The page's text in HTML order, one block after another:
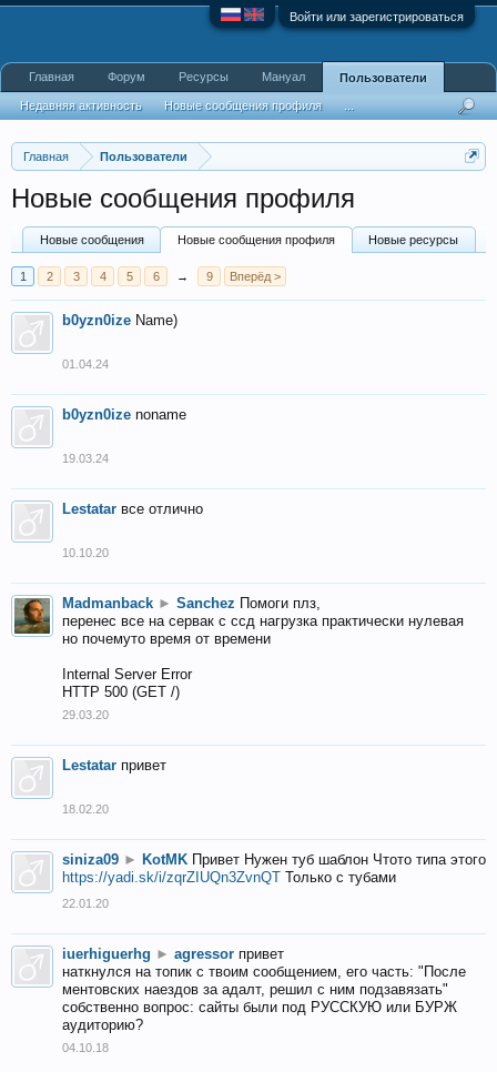
Войти или зарегистрироваться
Главная Пользователи
Новые сообщения профиля
Новые сообщения Новые сообщения профиля Новые ресурсы
1 2 3 4 5 6 → 9 Вперёд >
b0yzn0ize Name)
01.04.24
b0yzn0ize noname
19.03.24
Lestatar все отлично
10.10.20
Madmanback ► Sanchez Помоги плз,
перенес все на сервак с ссд нагрузка практически нулевая
но почемуто время от времени
Internal Server Error
HTTP 500 (GET /)
29.03.20
Lestatar привет
18.02.20
siniza09 ► KotMK Привет Нужен туб шаблон Чтото типа этого
https://yadi.sk/i/zqrZIUQn3ZvnQT Только с тубами
22.01.20
iuerhiguerhg ► agressor привет
наткнулся на топик с твоим сообщением, его часть: "После
ментовских наездов за адалт, решил с ним подзавязать"
собственно вопрос: сайты были под РУССКУЮ или БУРЖ
аудиторию?
04.10.18
Главная Форум Ресурсы Мануал Пользователи
Недавняя активность Новые сообщения профиля